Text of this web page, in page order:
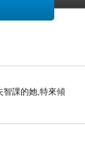
課的她,特來傾